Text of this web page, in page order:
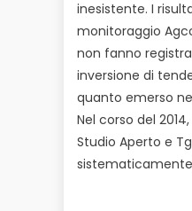
inesistente. I
monitoraggio
non fanno
inversione di
quanto emerso
Nel corso del
Studio Aperto e